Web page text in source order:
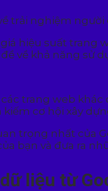
trải nghiệm
hiệu suất trang
đề về khả năng sử
trang web
cơ hội xây
trọng nhất của
bạn và đưa ra
liệu từ